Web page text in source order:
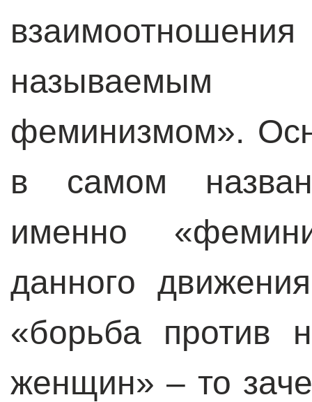
называемым
феминизмом».
в самом
именно
данного
«борьба против
женщин» – то